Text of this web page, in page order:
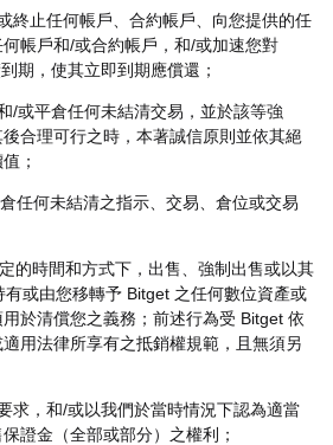
終止任何帳戶、合約帳戶、向您提供的任
帳戶和/或合約帳戶，和/或加速您對
期，使其立即到期應償還；
/或平倉任何未結清交易，並於該等強
合理可行之時，本著誠信原則並依其絕
；
任何未結清之指示、交易、倉位或交易
的時間和方式下，出售、強制出售或以其
或由您移轉予 Bitget 之任何數位資產或
於清償您之義務；前述行為受 Bitget 依
用法律所享有之抵銷權規範，且無須另
求，和/或以我們於當時情況下認為適當
證金（全部或部分）之權利；